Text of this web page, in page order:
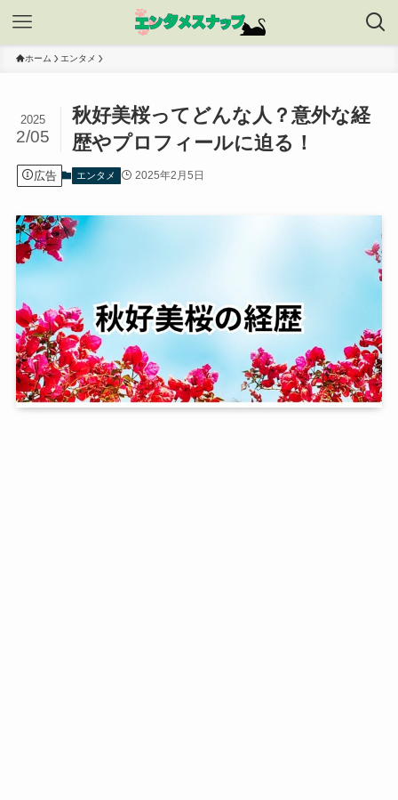
ホーム エンタメ
秋好美桜ってどんな人？意外な経
歴やプロフィールに迫る！
2025
2/05
広告 エンタメ 2025年2月5日